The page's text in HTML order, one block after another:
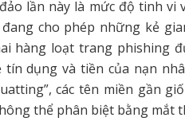
lần này là mức độ tinh vi
cho phép những kẻ
hàng loạt trang phishing
dụng và tiền của nạn
các tên miền gần
thể phân biệt bằng mắt